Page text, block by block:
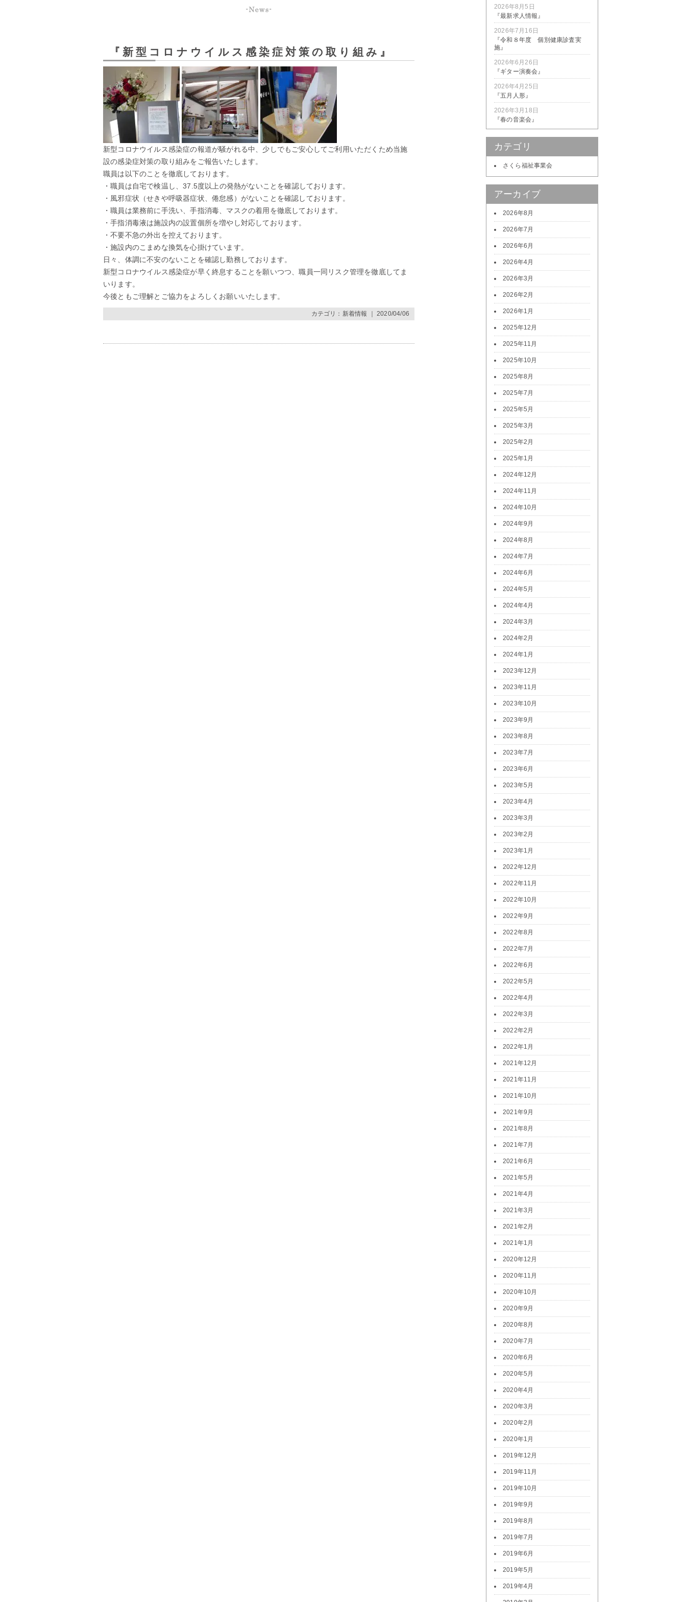
『新型コロナウイルス感染症対策の取り組み』
新型コロナウイルス感染症の報道が騒がれる中、少しでもご安心してご利用いただくため当施
設の感染症対策の取り組みをご報告いたします。
職員は以下のことを徹底しております。
・職員は自宅で検温し、37.5度以上の発熱がないことを確認しております。
・風邪症状（せきや呼吸器症状、倦怠感）がないことを確認しております。
・職員は業務前に手洗い、手指消毒、マスクの着用を徹底しております。
・手指消毒液は施設内の設置個所を増やし対応しております。
・不要不急の外出を控えております。
・施設内のこまめな換気を心掛けています。
日々、体調に不安のないことを確認し勤務しております。
新型コロナウイルス感染症が早く終息することを願いつつ、職員一同リスク管理を徹底してま
いります。
今後ともご理解とご協力をよろしくお願いいたします。
カテゴリ： 新着情報 ｜ 2020/04/06
2026年8月5日
『最新求人情報』
2026年7月16日
『令和８年度 個別健康診査実
施』
2026年6月26日
『ギター演奏会』
2026年4月25日
『五月人形』
2026年3月18日
『春の音楽会』
カテゴリ
さくら福祉事業会
アーカイブ
2026年8月
2026年7月
2026年6月
2026年4月
2026年3月
2026年2月
2026年1月
2025年12月
2025年11月
2025年10月
2025年8月
2025年7月
2025年5月
2025年3月
2025年2月
2025年1月
2024年12月
2024年11月
2024年10月
2024年9月
2024年8月
2024年7月
2024年6月
2024年5月
2024年4月
2024年3月
2024年2月
2024年1月
2023年12月
2023年11月
2023年10月
2023年9月
2023年8月
2023年7月
2023年6月
2023年5月
2023年4月
2023年3月
2023年2月
2023年1月
2022年12月
2022年11月
2022年10月
2022年9月
2022年8月
2022年7月
2022年6月
2022年5月
2022年4月
2022年3月
2022年2月
2022年1月
2021年12月
2021年11月
2021年10月
2021年9月
2021年8月
2021年7月
2021年6月
2021年5月
2021年4月
2021年3月
2021年2月
2021年1月
2020年12月
2020年11月
2020年10月
2020年9月
2020年8月
2020年7月
2020年6月
2020年5月
2020年4月
2020年3月
2020年2月
2020年1月
2019年12月
2019年11月
2019年10月
2019年9月
2019年8月
2019年7月
2019年6月
2019年5月
2019年4月